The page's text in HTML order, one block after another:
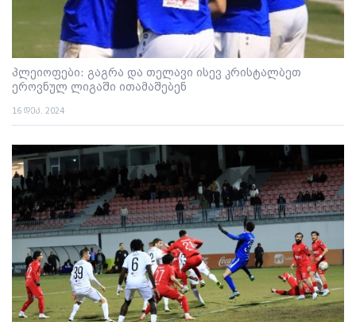
პლეიოფები: გაგრა და თელავი ისევ კრისტალბეთ
ეროვნულ ლიგაში ითამაშებენ
16 დეკ. 2024